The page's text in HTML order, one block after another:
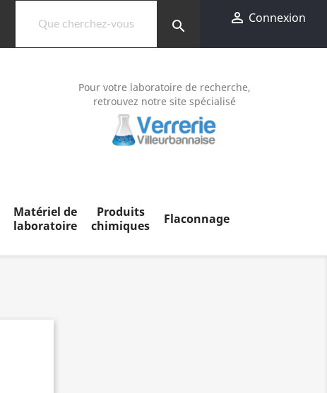
search  Connexion
Pour votre laboratoire de recherche,
retrouvez notre site spécialisé
Matériel de
laboratoire
Produits
chimiques
Flaconnage